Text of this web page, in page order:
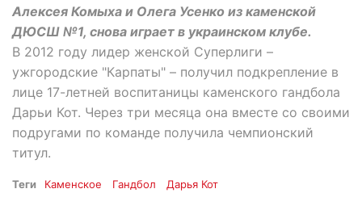
Алексея Комыха и Олега Усенко из каменской
ДЮСШ №1, снова играет в украинском клубе.
В 2012 году лидер женской Суперлиги –
ужгородские "Карпаты" – получил подкрепление в
лице 17-летней воспитаницы каменского гандбола
Дарьи Кот. Через три месяца она вместе со своими
подругами по команде получила чемпионский
титул.
Теги Каменское Гандбол Дарья Кот